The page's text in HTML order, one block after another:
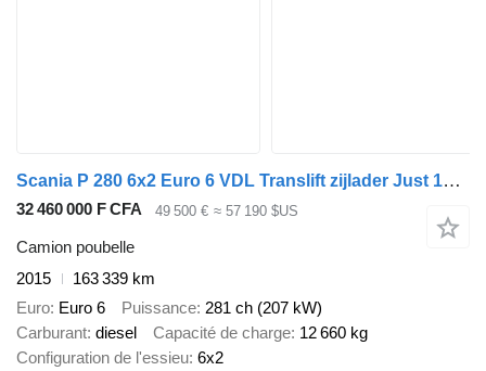
Scania P 280 6x2 Euro 6 VDL Translift zijlader Just 159.334 km!
32 460 000 F CFA 49 500 € ≈ 57 190 $US
Camion poubelle
2015
163 339 km
Euro Euro 6 Puissance 281 ch (207 kW)
Carburant diesel Capacité de charge 12 660 kg
Configuration de l'essieu 6x2